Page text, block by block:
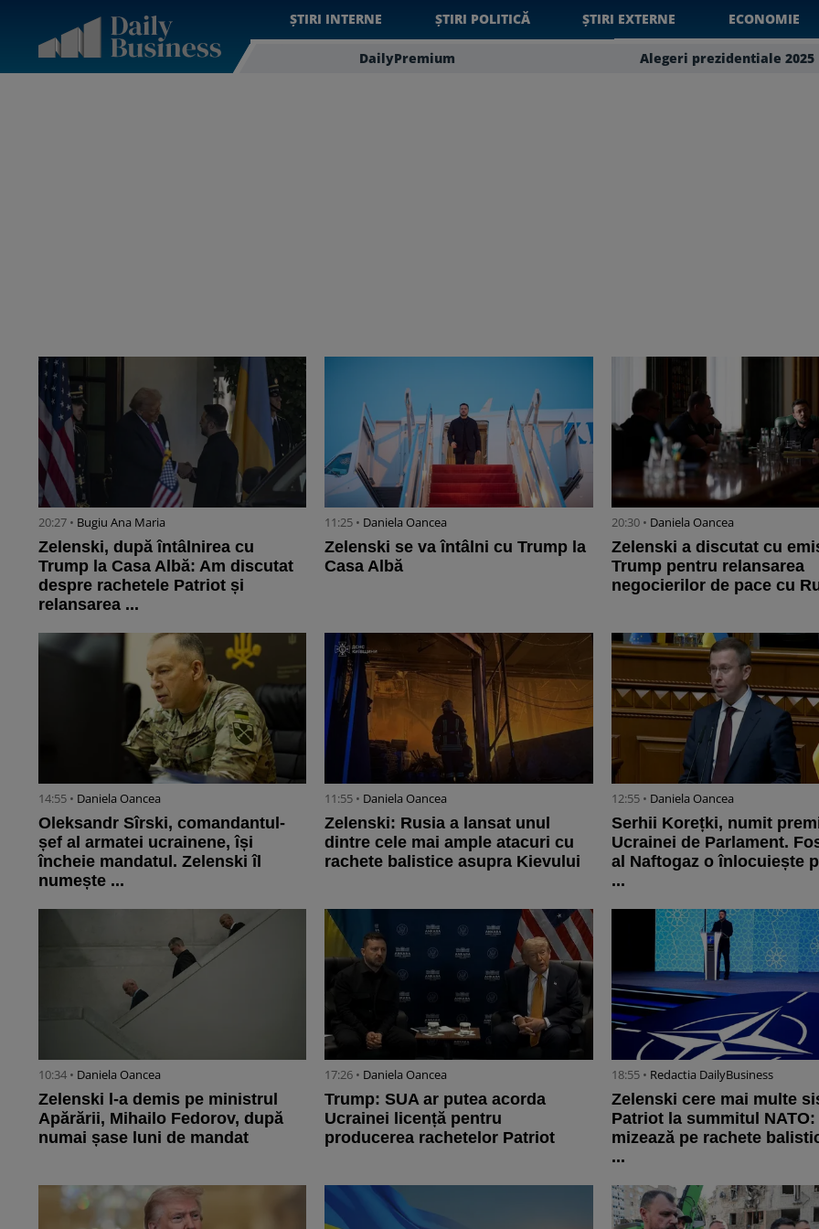
ȘTIRI INTERNE ȘTIRI POLITICĂ ȘTIRI EXTERNE ECONOMIE
DailyPremium Alegeri prezidentiale 2025
20:27 • Bugiu ⁠Ana Maria
Zelenski, după întâlnirea cu
Trump la Casa Albă: Am discutat
despre rachetele Patriot și
relansarea ...
11:25 • Daniela Oancea
Zelenski se va întâlni cu Trump la
Casa Albă
20:30 • Daniela Oancea
Zelenski a discutat cu
Trump pentru relansarea
negocierilor de pace cu
14:55 • Daniela Oancea
Oleksandr Sîrski, comandantul-
șef al armatei ucrainene, își
încheie mandatul. Zelenski îl
numește ...
11:55 • Daniela Oancea
Zelenski: Rusia a lansat unul
dintre cele mai ample atacuri cu
rachete balistice asupra Kievului
12:55 • Daniela Oancea
Serhii Korețki, numit
Ucrainei de Parlament.
al Naftogaz o înlocuiește
...
10:34 • Daniela Oancea
Zelenski l-a demis pe ministrul
Apărării, Mihailo Fedorov, după
numai șase luni de mandat
17:26 • Daniela Oancea
Trump: SUA ar putea acorda
Ucrainei licență pentru
producerea rachetelor Patriot
18:55 • Redactia DailyBusiness
Zelenski cere mai multe
Patriot la summitul NATO:
mizează pe rachete
...